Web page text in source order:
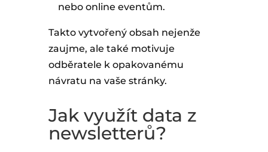
nebo online eventům.
Takto vytvořený obsah nejenže
zaujme, ale také motivuje
odběratele k opakovanému
návratu na vaše stránky.
Jak využít data z
newsletterů?